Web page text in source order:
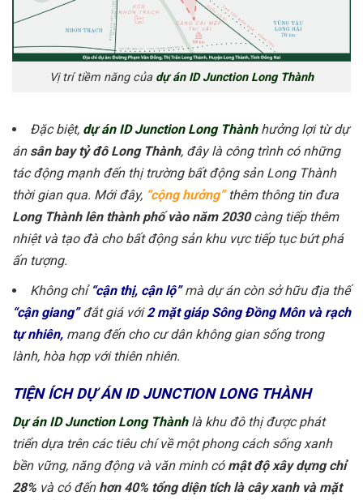
Vị trí tiềm năng của dự án ID Junction Long Thành
Đặc biệt, dự án ID Junction Long Thànhhưởng lợi từ dự
án sân bay tỷ đô Long Thành, đây là công trình có những
tác động mạnh đến thị trường bất động sản Long Thành
thời gian qua. Mới đây, “cộng hưởng” thêm thông tin đưa
Long Thành lên thành phố vào năm 2030càng tiếp thêm
nhiệt và tạo đà cho bất động sản khu vực tiếp tục bứt phá
ấn tượng.
Không chỉ “cận thị, cận lộ”mà dự án còn sở hữu địa thế
“cận giang”đắt giá với2 mặt giáp Sông Đồng Môn và rạch
tự nhiên, mang đến cho cư dân không gian sống trong
lành, hòa hợp với thiên nhiên.
TIỆN ÍCH DỰ ÁN ID JUNCTION LONG THÀNH
Dự án ID Junction Long Thànhlà khu đô thị được phát
triển dựa trên các tiêu chí về một phong cách sống xanh
bền vững, năng động và văn minh có mật độ xây dựng chỉ
28% và có đến hơn 40% tổng diện tích là cây xanh và mặt